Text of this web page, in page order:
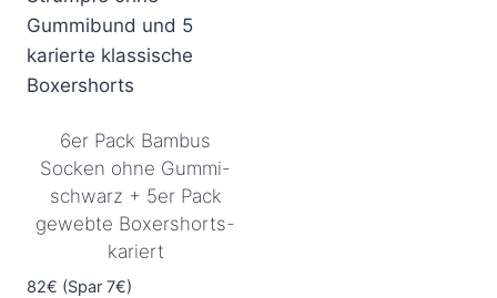
6er Pack Bambus
Socken ohne Gummi-
schwarz + 5er Pack
gewebte Boxershorts-
kariert
82€ (Spar 7€)